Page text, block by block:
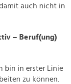
auch nicht in
– Beruf(ung)
bin in erster Linie
zu können.